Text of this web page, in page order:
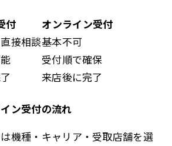
付
オンライン受付
接相談基本不可
受付順で確保
来店後に完了
ン受付の流れ
機種・キャリア・受取店舗を選